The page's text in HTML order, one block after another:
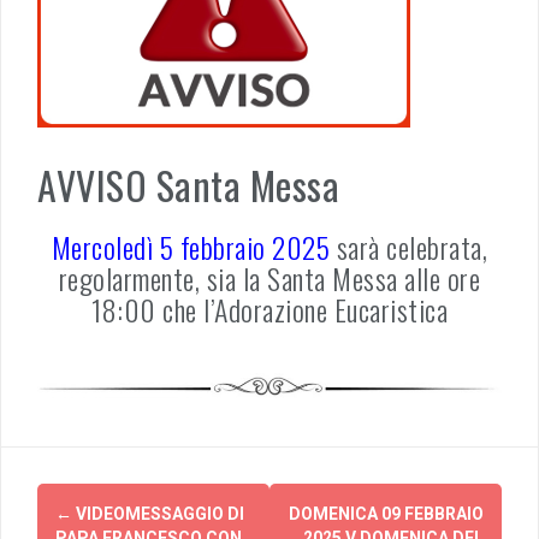
AVVISO Santa Messa
Mercoledì 5 febbraio 2025sarà celebrata,
regolarmente, sia la Santa Messa alle ore
18:00 che l’Adorazione Eucaristica
Post
← VIDEOMESSAGGIO DI
DOMENICA 09 FEBBRAIO